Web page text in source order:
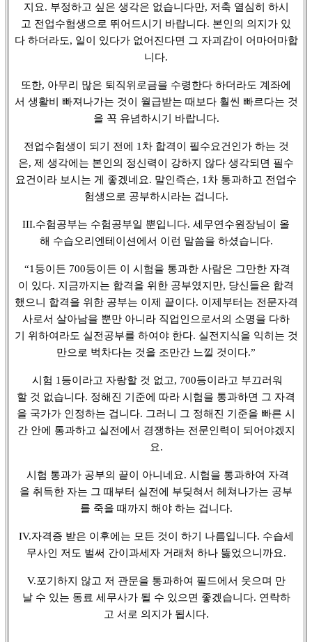
지요. 부정하고 싶은 생각은 없습니다만, 저축 열심히 하시
고 전업수험생으로 뛰어드시기 바랍니다. 본인의 의지가 있
다 하더라도, 일이 있다가 없어진다면 그 자괴감이 어마어마합
니다.
또한, 아무리 많은 퇴직위로금을 수령한다 하더라도 계좌에
서 생활비 빠져나가는 것이 월급받는 때보다 훨씬 빠르다는 것
을 꼭 유념하시기 바랍니다.
전업수험생이 되기 전에 1차 합격이 필수요건인가 하는 것
은, 제 생각에는 본인의 정신력이 강하지 않다 생각되면 필수
요건이라 보시는 게 좋겠네요. 말인즉슨, 1차 통과하고 전업수
험생으로 공부하시라는 겁니다.
III.수험공부는 수험공부일 뿐입니다. 세무연수원장님이 올
해 수습오리엔테이션에서 이런 말씀을 하셨습니다.
“1등이든 700등이든 이 시험을 통과한 사람은 그만한 자격
이 있다. 지금까지는 합격을 위한 공부였지만, 당신들은 합격
했으니 합격을 위한 공부는 이제 끝이다. 이제부터는 전문자격
사로서 살아남을 뿐만 아니라 직업인으로서의 소명을 다하
기 위하여라도 실전공부를 하여야 한다. 실전지식을 익히는 것
만으로 벅차다는 것을 조만간 느낄 것이다.”
시험 1등이라고 자랑할 것 없고, 700등이라고 부끄러워
할 것 없습니다. 정해진 기준에 따라 시험을 통과하면 그 자격
을 국가가 인정하는 겁니다. 그러니 그 정해진 기준을 빠른 시
간 안에 통과하고 실전에서 경쟁하는 전문인력이 되어야겠지
요.
시험 통과가 공부의 끝이 아니네요. 시험을 통과하여 자격
을 취득한 자는 그 때부터 실전에 부딪혀서 헤쳐나가는 공부
를 죽을 때까지 해야 하는 겁니다.
IV.자격증 받은 이후에는 모든 것이 하기 나름입니다. 수습세
무사인 저도 벌써 간이과세자 거래처 하나 뚫었으니까요.
V.포기하지 않고 저 관문을 통과하여 필드에서 웃으며 만
날 수 있는 동료 세무사가 될 수 있으면 좋겠습니다. 연락하
고 서로 의지가 됩시다.